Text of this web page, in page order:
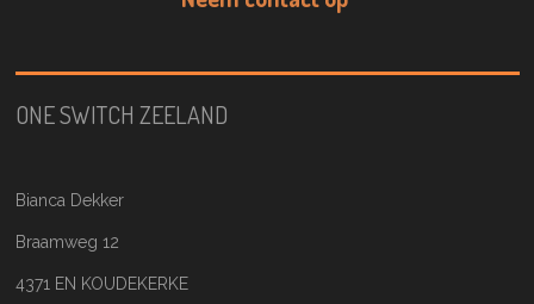
ONE SWITCH ZEELAND
Bianca Dekker
Braamweg 12
4371 EN KOUDEKERKE